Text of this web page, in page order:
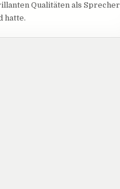
Qualitäten als Sprecher
hatte.